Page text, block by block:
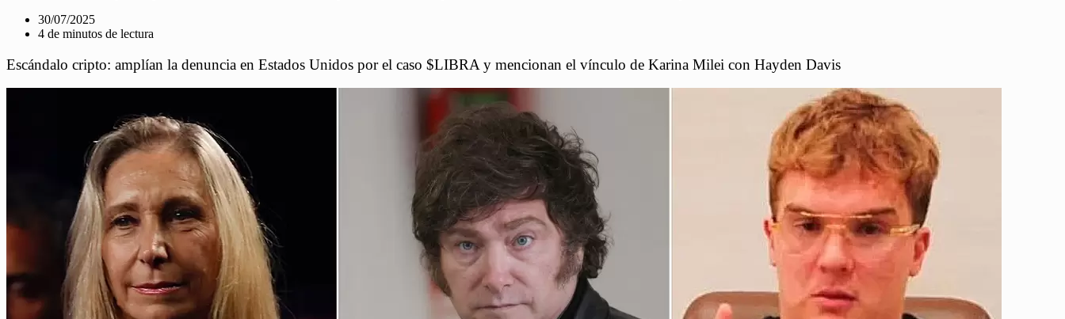
30/07/2025
4 de minutos de lectura
Escándalo cripto: amplían la denuncia en Estados Unidos por el caso $LIBRA y mencionan el vínculo de Karina Milei con Hayden Davis